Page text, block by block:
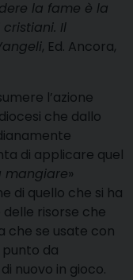
la fame è la
Il
, Ed. Ancora,
l’azione
che dallo
di applicare quel
mangiare»
di quello che si ha
delle risorse che
che se usate con
da
nuovo in gioco.